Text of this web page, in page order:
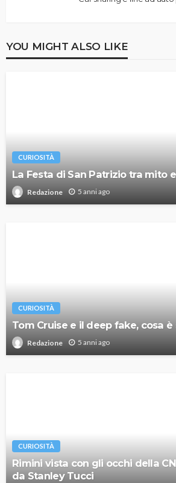
YOU MIGHT ALSO LIKE
CURIOSITÀ
La Festa di San Patrizio tra mito
Redazione 5 anni ago
CURIOSITÀ
Tom Cruise e il deep fake, cosa è
Redazione 5 anni ago
CURIOSITÀ
Rimini vista con gli occhi della
da Stanley Tucci